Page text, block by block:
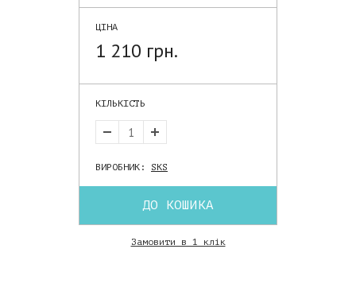
ЦІНА
1 210 грн.
КІЛЬКІСТЬ
ВИРОБНИК: SKS
ДО КОШИКА
Замовити в 1 клік